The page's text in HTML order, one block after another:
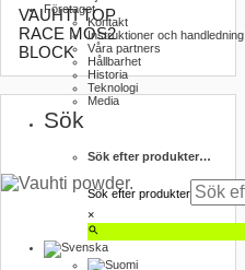
Företaget
Kontakt
Instruktioner och handledning
Våra partners
Hållbarhet
Historia
Teknologi
Media
Sök
Sök efter produkter…
Sök efter produkter
×
VAUHTI TOP
RACE MOS2
BLOCK